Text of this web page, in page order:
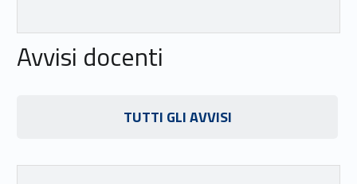
Avvisi docenti
TUTTI GLI AVVISI
Link identifier #identifier__122499-18